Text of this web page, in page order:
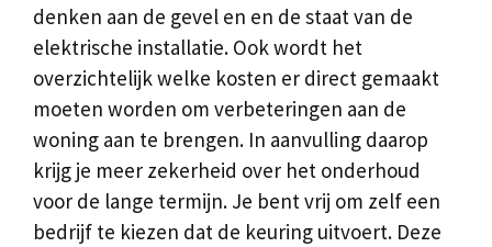
denken aan de gevel en en de staat van de
elektrische installatie. Ook wordt het
overzichtelijk welke kosten er direct gemaakt
moeten worden om verbeteringen aan de
woning aan te brengen. In aanvulling daarop
krijg je meer zekerheid over het onderhoud
voor de lange termijn. Je bent vrij om zelf een
bedrijf te kiezen dat de keuring uitvoert. Deze